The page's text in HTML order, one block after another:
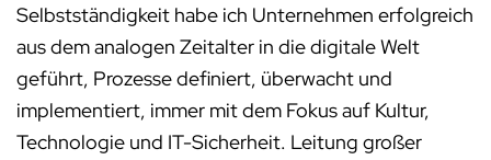
Selbstständigkeit habe ich Unternehmen erfolgreich
aus dem analogen Zeitalter in die digitale Welt
geführt, Prozesse definiert, überwacht und
implementiert, immer mit dem Fokus auf Kultur,
Technologie und IT-Sicherheit. Leitung großer